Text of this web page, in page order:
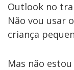
Outlook no
Não vou usar
criança
Mas não